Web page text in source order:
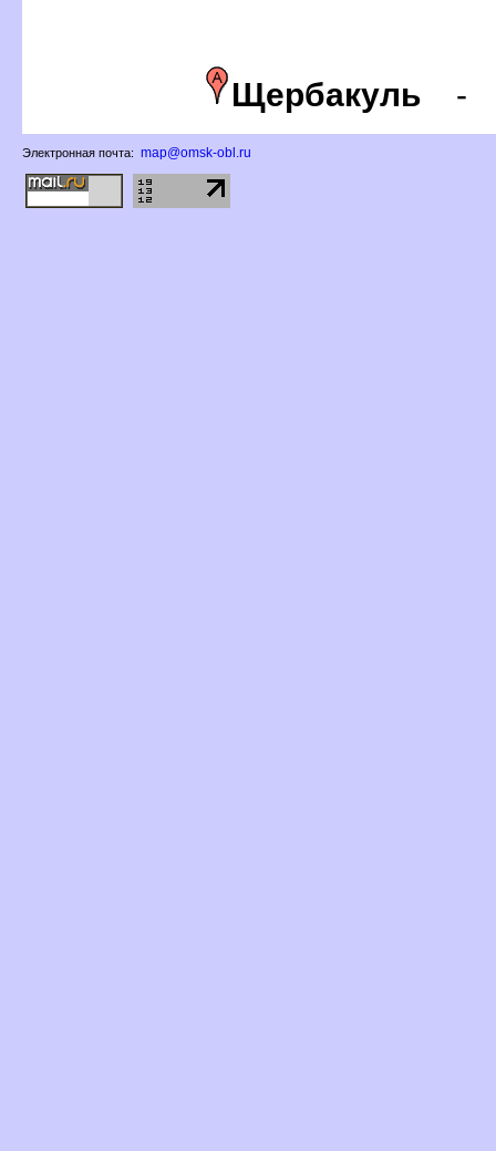
Щербакуль
Электронная почта: map@omsk-obl.ru